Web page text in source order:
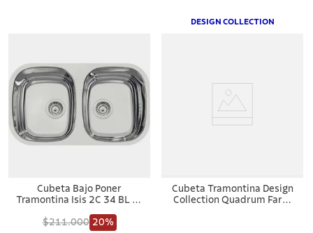
Cubeta Bajo Poner
Tramontina Isis 2C 34 BL en
77x45 cm
$211.000 20%
DESIGN COLLECTION
Cubeta Tramontina Design
Collection Quadrum Farm